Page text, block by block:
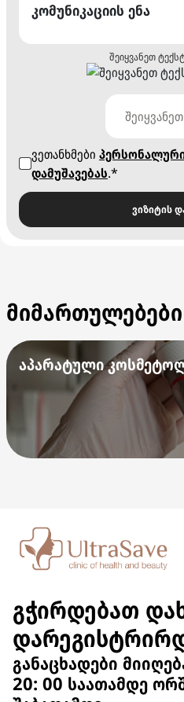
კომუნიკაციის ენა
შეიყვანეთ
ვეთანხმები
დამუშავებას.*
ვიზიტის
მიმართულებები
აპარატული
გჭირდებათ
განაცხადები
20: 00 საათამდე